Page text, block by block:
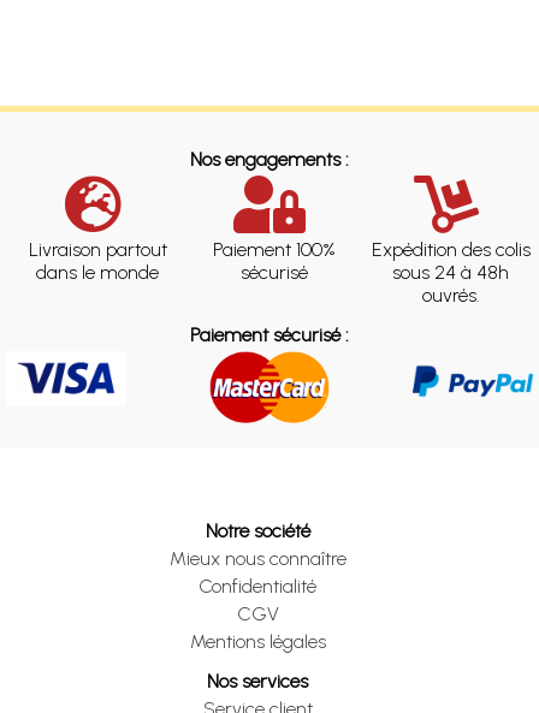
Nos engagements :
Livraison partout
dans le monde
Paiement 100%
sécurisé
Expédition des colis
sous 24 à 48h
ouvrés.
Paiement sécurisé :
Notre société
Mieux nous connaître
Confidentialité
CGV
Mentions légales
Nos services